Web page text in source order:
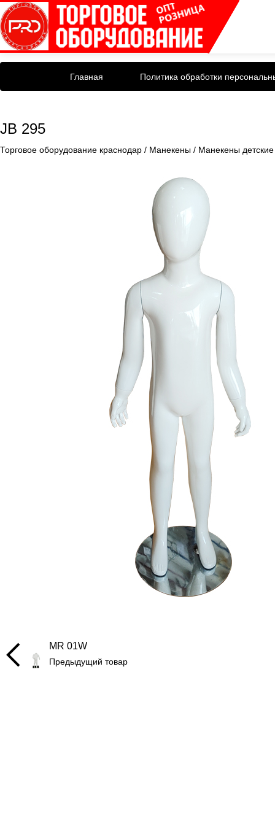
Главная Политика обработки
JB 295
Торговое оборудование краснодар / Манекены / Манекены детские
MR 01W
Предыдущий товар